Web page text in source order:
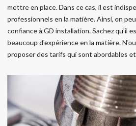
mettre en place. Dans ce cas, il est
professionnels en la matière. Ainsi, on
confiance à GD installation. Sachez qu'il
beaucoup d'expérience en la matière.
proposer des tarifs qui sont abordables